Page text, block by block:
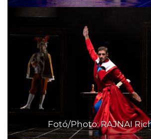
Fotó/Photo: RAJNAI